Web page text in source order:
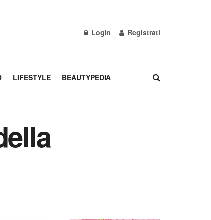
Login Registrati
LIFESTYLE BEAUTYPEDIA